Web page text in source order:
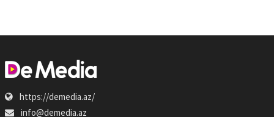
https://demedia.az/
info@demedia.az